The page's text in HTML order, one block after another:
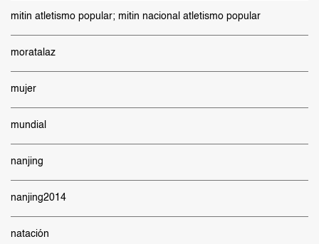
mitin atletismo popular; mitin nacional atletismo popular
moratalaz
mujer
mundial
nanjing
nanjing2014
natación